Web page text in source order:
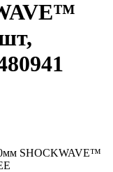
SHOCKWAVE™